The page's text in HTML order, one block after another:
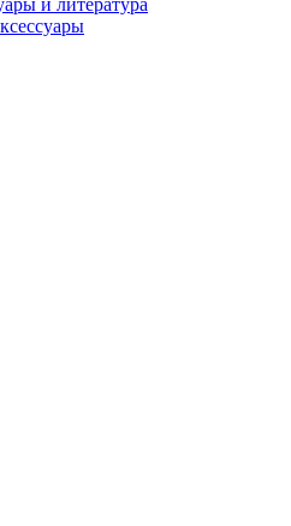
и литература